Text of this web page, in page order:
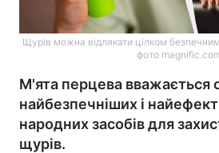
Щурів можна відлякати цілком
фото
М'ята перцева вважається
найбезпечніших і
народних засобів для
щурів.